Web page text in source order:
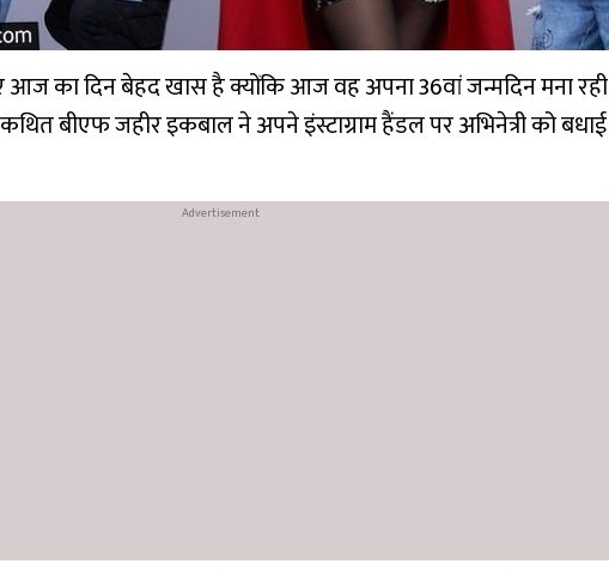
आज का दिन बेहद खास है क्योंकि आज वह अपना 36वां जन्मदिन मना रही
बीएफ जहीर इकबाल ने अपने इंस्टाग्राम हैंडल पर अभिनेत्री को बधाई